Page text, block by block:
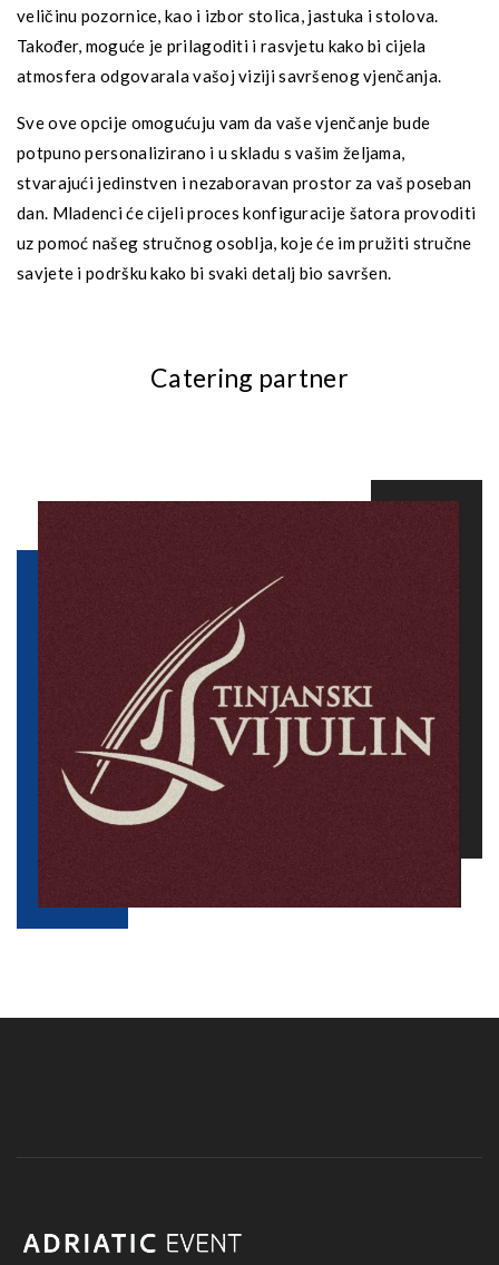
veličinu pozornice, kao i izbor stolica, jastuka i stolova.
Također, moguće je prilagoditi i rasvjetu kako bi cijela
atmosfera odgovarala vašoj viziji savršenog vjenčanja.
Sve ove opcije omogućuju vam da vaše vjenčanje bude
potpuno personalizirano i u skladu s vašim željama,
stvarajući jedinstven i nezaboravan prostor za vaš poseban
dan. Mladenci će cijeli proces konfiguracije šatora provoditi
uz pomoć našeg stručnog osoblja, koje će im pružiti stručne
savjete i podršku kako bi svaki detalj bio savršen.
Catering partner